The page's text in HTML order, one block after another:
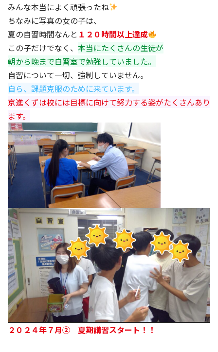
みんな本当によく頑張ったね
ちなみに写真の女の子は、
夏の自習時間なんと １２０時間以上達成
この子だけでなく、 本当にたくさんの生徒が
朝から晩まで自習室で勉強していました。
自習について一切、強制していません。
自ら、課題克服のために来ています。
京進くずは校には目標に向けて努力する姿がたくさんあり
ます。
２０２４年７月② 夏期講習スタート！！